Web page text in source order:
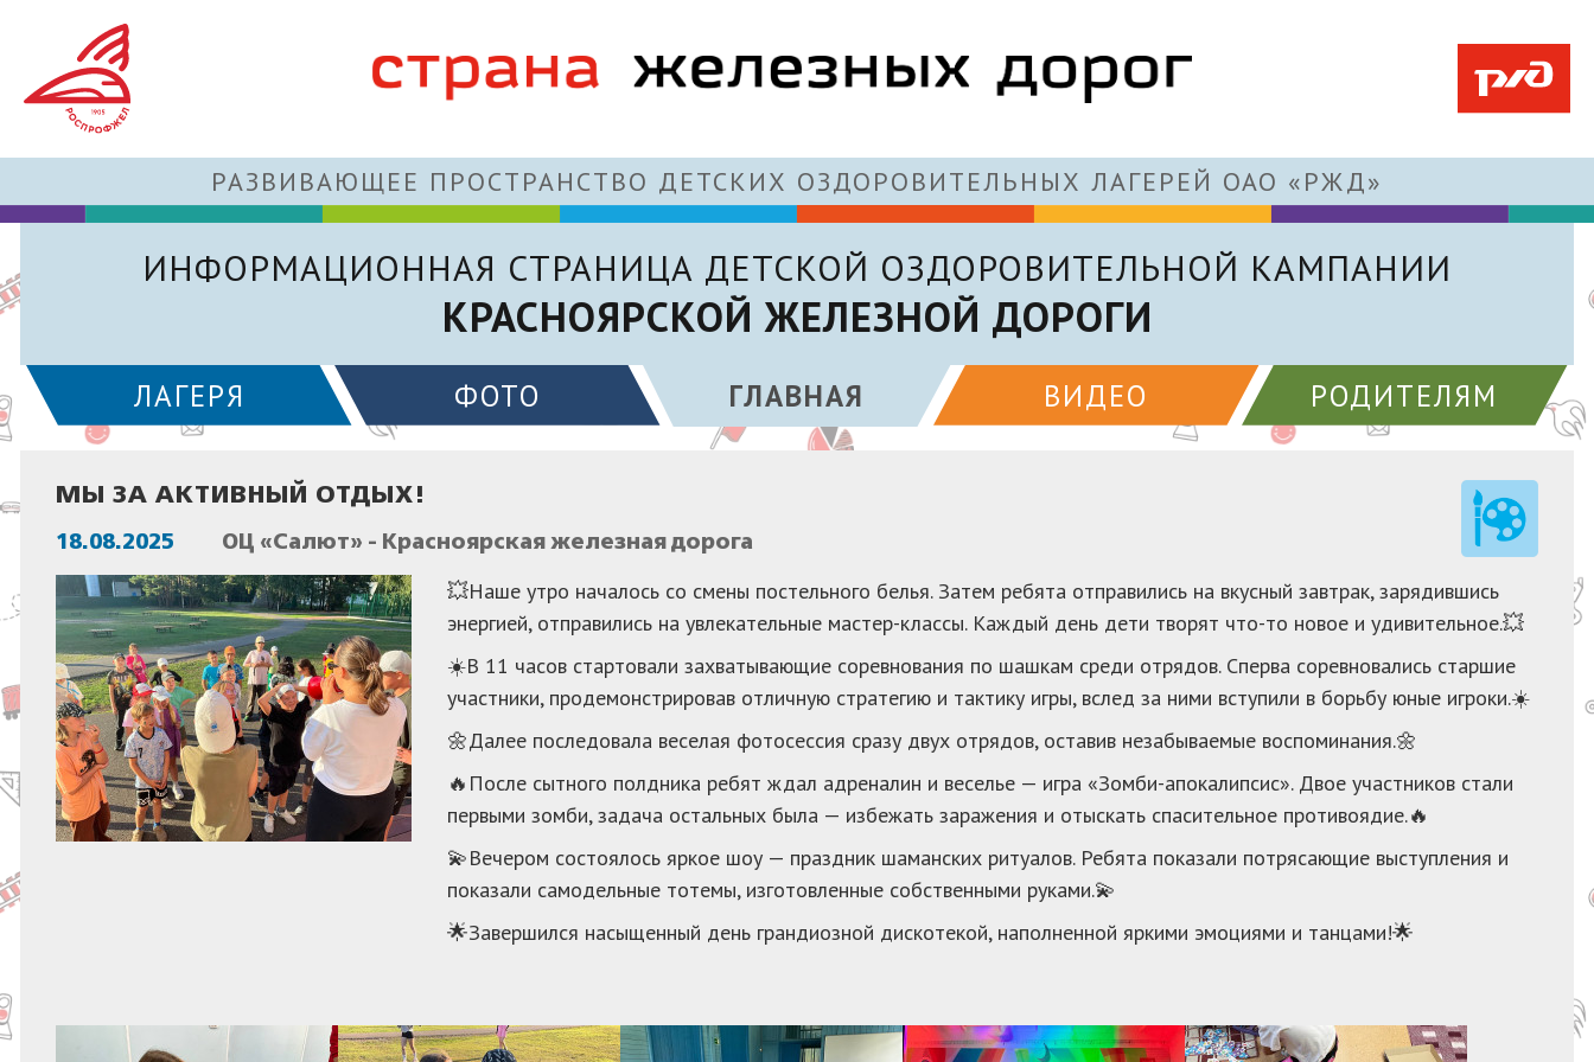
РАЗВИВАЮЩЕЕ ПРОСТРАНСТВО ДЕТСКИХ ОЗДОРОВИТЕЛЬНЫХ ЛАГЕРЕЙ ОАО «РЖД»
ИНФОРМАЦИОННАЯ СТРАНИЦА ДЕТСКОЙ ОЗДОРОВИТЕЛЬНОЙ КАМПАНИИ
КРАСНОЯРСКОЙ ЖЕЛЕЗНОЙ ДОРОГИ
ЛАГЕРЯ ФОТО ГЛАВНАЯ ВИДЕО РОДИТЕЛЯМ
МЫ ЗА АКТИВНЫЙ ОТДЫХ!
18.08.2025 ОЦ «Салют» - Красноярская железная дорога
💥Наше утро началось со смены постельного белья. Затем ребята отправились на вкусный завтрак, зарядившись
энергией, отправились на увлекательные мастер-классы. Каждый день дети творят что-то новое и удивительное.💥
☀️В 11 часов стартовали захватывающие соревнования по шашкам среди отрядов. Сперва соревновались старшие
участники, продемонстрировав отличную стратегию и тактику игры, вслед за ними вступили в борьбу юные игроки.☀️
🌼Далее последовала веселая фотосессия сразу двух отрядов, оставив незабываемые воспоминания.🌼
🔥После сытного полдника ребят ждал адреналин и веселье — игра «Зомби-апокалипсис». Двое участников стали
первыми зомби, задача остальных была — избежать заражения и отыскать спасительное противоядие.🔥
💫Вечером состоялось яркое шоу — праздник шаманских ритуалов. Ребята показали потрясающие выступления и
показали самодельные тотемы, изготовленные собственными руками.💫
🌟Завершился насыщенный день грандиозной дискотекой, наполненной яркими эмоциями и танцами!🌟